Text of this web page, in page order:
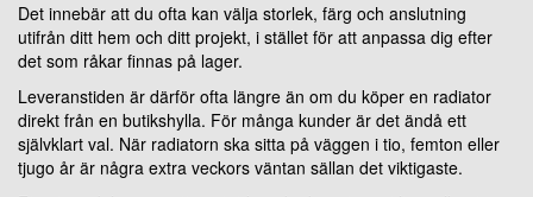
Det innebär att du ofta kan välja storlek, färg och anslutning
utifrån ditt hem och ditt projekt, i stället för att anpassa dig efter
det som råkar finnas på lager.
Leveranstiden är därför ofta längre än om du köper en radiator
direkt från en butikshylla. För många kunder är det ändå ett
självklart val. När radiatorn ska sitta på väggen i tio, femton eller
tjugo år är några extra veckors väntan sällan det viktigaste.